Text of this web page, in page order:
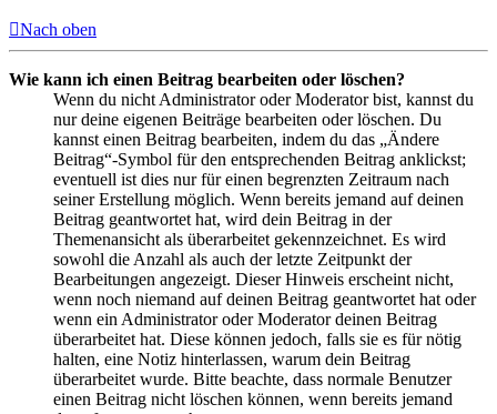
Nach oben
Wie kann ich einen Beitrag bearbeiten oder löschen?
Wenn du nicht Administrator oder Moderator bist, kannst du
nur deine eigenen Beiträge bearbeiten oder löschen. Du
kannst einen Beitrag bearbeiten, indem du das „Ändere
Beitrag“-Symbol für den entsprechenden Beitrag anklickst;
eventuell ist dies nur für einen begrenzten Zeitraum nach
seiner Erstellung möglich. Wenn bereits jemand auf deinen
Beitrag geantwortet hat, wird dein Beitrag in der
Themenansicht als überarbeitet gekennzeichnet. Es wird
sowohl die Anzahl als auch der letzte Zeitpunkt der
Bearbeitungen angezeigt. Dieser Hinweis erscheint nicht,
wenn noch niemand auf deinen Beitrag geantwortet hat oder
wenn ein Administrator oder Moderator deinen Beitrag
überarbeitet hat. Diese können jedoch, falls sie es für nötig
halten, eine Notiz hinterlassen, warum dein Beitrag
überarbeitet wurde. Bitte beachte, dass normale Benutzer
einen Beitrag nicht löschen können, wenn bereits jemand